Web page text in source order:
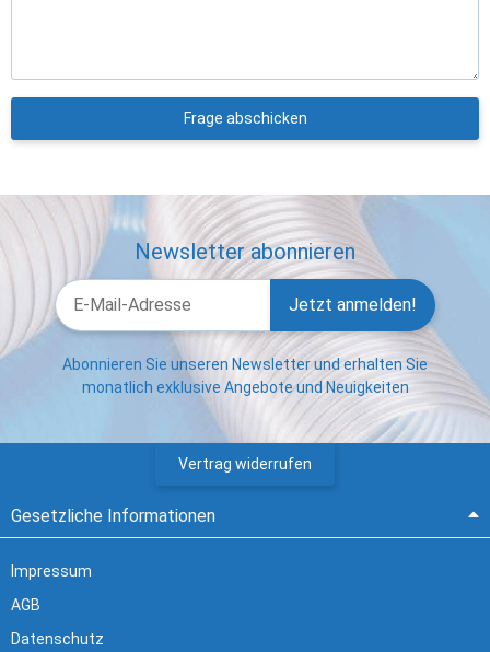
Frage abschicken
Newsletter abonnieren
Jetzt anmelden!
Abonnieren Sie unseren Newsletter und erhalten Sie
monatlich exklusive Angebote und Neuigkeiten
Vertrag widerrufen
Gesetzliche Informationen
Impressum
AGB
Datenschutz